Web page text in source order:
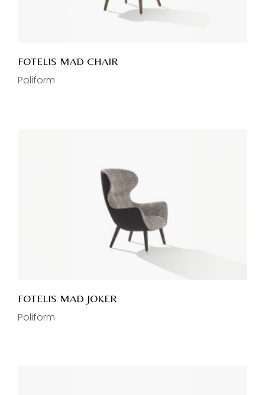
FOTELIS MAD CHAIR
Poliform
FOTELIS MAD JOKER
Poliform